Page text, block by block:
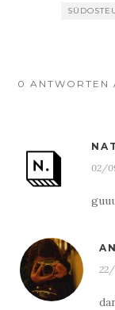
0 ANTWORTEN
02/
22/